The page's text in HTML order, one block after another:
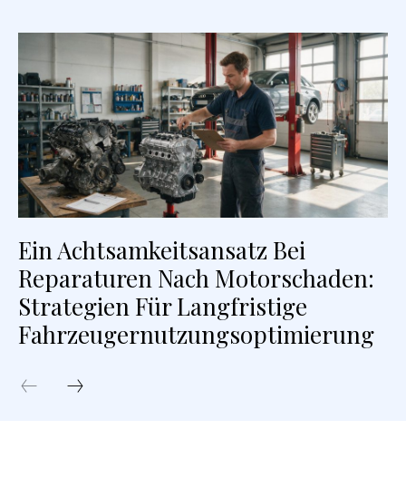
Ein Achtsamkeitsansatz Bei
Reparaturen Nach Motorschaden:
Strategien Für Langfristige
Fahrzeugernutzungsoptimierung